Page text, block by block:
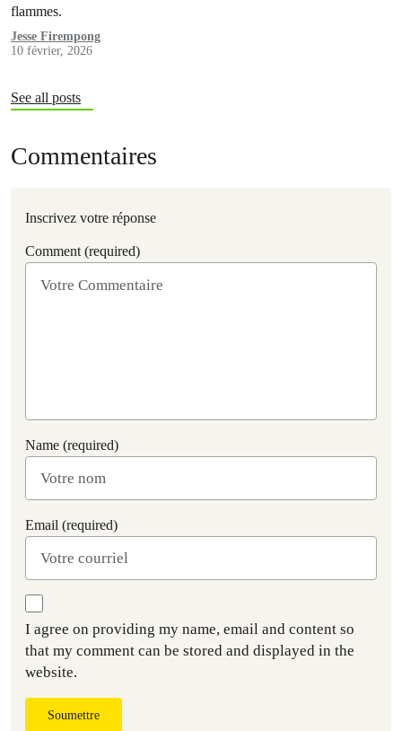
flammes.
Jesse Firempong
10 février, 2026
See all posts
Commentaires
Inscrivez votre réponse
Comment (required)
Name (required)
Email (required)
I agree on providing my name, email and content so
that my comment can be stored and displayed in the
website.
Soumettre